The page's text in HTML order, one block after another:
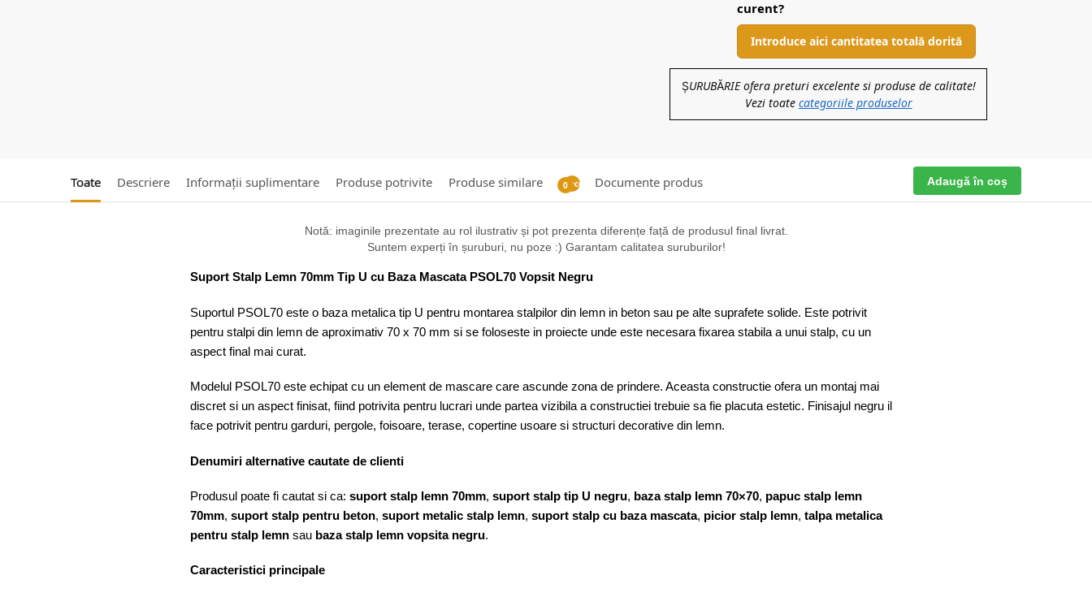
curent?
Introduce aici cantitatea totală dorită
ȘURUBĂRIE ofera preturi excelente si produse de calitate!
Vezi toate categoriile produselor
Toate Descriere Informații suplimentare Produse potrivite Produse similare Recenzii
0 Documente produs Adaugă în coș
Notă: imaginile prezentate au rol ilustrativ și pot prezenta diferențe față de produsul final livrat.
Suntem experți în șuruburi, nu poze :) Garantam calitatea suruburilor!
Suport Stalp Lemn 70mm Tip U cu Baza Mascata PSOL70 Vopsit Negru
Suportul PSOL70 este o baza metalica tip U pentru montarea stalpilor din lemn in beton sau pe alte suprafete solide. Este potrivit
pentru stalpi din lemn de aproximativ 70 x 70 mm si se foloseste in proiecte unde este necesara fixarea stabila a unui stalp, cu un
aspect final mai curat.
Modelul PSOL70 este echipat cu un element de mascare care ascunde zona de prindere. Aceasta constructie ofera un montaj mai
discret si un aspect finisat, fiind potrivita pentru lucrari unde partea vizibila a constructiei trebuie sa fie placuta estetic. Finisajul negru il
face potrivit pentru garduri, pergole, foisoare, terase, copertine usoare si structuri decorative din lemn.
Denumiri alternative cautate de clienti
Produsul poate fi cautat si ca: suport stalp lemn 70mm, suport stalp tip U negru, baza stalp lemn 70×70, papuc stalp lemn
70mm, suport stalp pentru beton, suport metalic stalp lemn, suport stalp cu baza mascata, picior stalp lemn, talpa metalica
pentru stalp lemnsau baza stalp lemn vopsita negru.
Caracteristici principale